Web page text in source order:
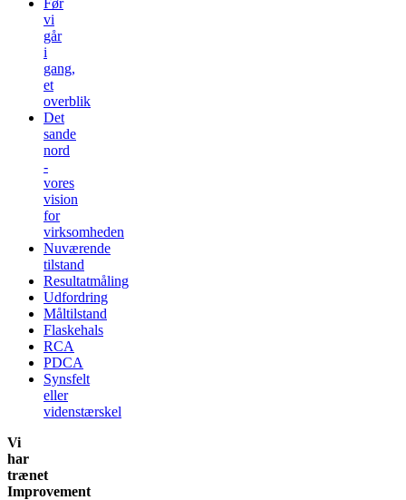
vi
går
i
gang,
et
overblik
Det
sande
nord
-
vores
vision
for
virksomheden
Nuværende
tilstand
Resultatmåling
Udfordring
Måltilstand
Flaskehals
RCA
PDCA
Synsfelt
eller
videnstærskel
Vi
har
trænet
Improvement